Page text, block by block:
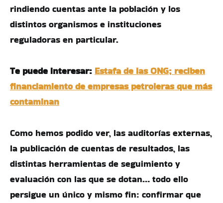
rindiendo cuentas ante la población y los
distintos organismos e instituciones
reguladoras en particular.
Te puede interesar: Estafa de las ONG; reciben
financiamiento de empresas petroleras que más
contaminan
Como hemos podido ver, las auditorías externas,
la publicación de cuentas de resultados, las
distintas herramientas de seguimiento y
evaluación con las que se dotan… todo ello
persigue un único y mismo fin: confirmar que